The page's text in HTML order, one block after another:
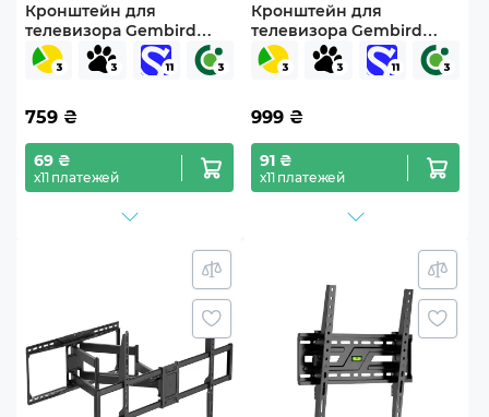
Кронштейн для
телевизора Gembird
WM-100F-01 60"-100"
фиксированный
759 ₴
69 ₴
х11 платежей
Кронштейн для
телевизора Gembird
WM-100T-01 60"-100" с
наклоном
999 ₴
91 ₴
х11 платежей